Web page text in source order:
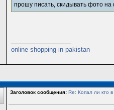
прошу писать, скидывать фото на
online shopping in pakistan
Заголовок сообщения: Re: Копал ли кто